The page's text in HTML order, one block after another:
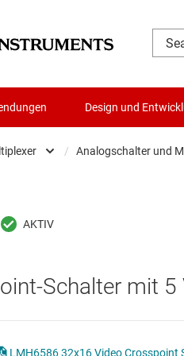
Design und
Batteriemanagement-ICs
& Wafer-Services
/ Analogschalter und
Other
Schalter mit
LMH6586 32x16 Video Crosspoint